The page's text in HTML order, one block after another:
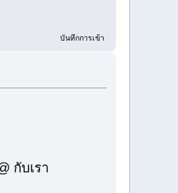
บันทึกการเข้า
กับเรา